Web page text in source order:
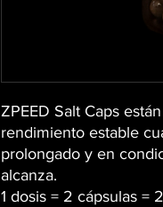
ZPEED Salt Caps
rendimiento estable
prolongado y en
alcanza.
1 dosis = 2 cápsulas =